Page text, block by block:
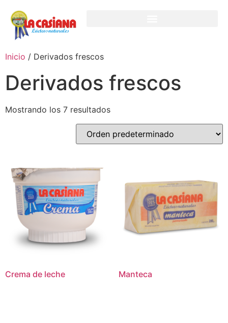
Inicio / Derivados frescos
Derivados frescos
Mostrando los 7 resultados
Crema de leche Manteca